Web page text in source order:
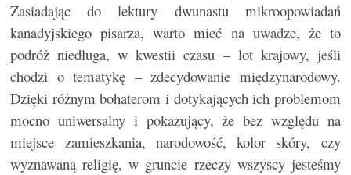
Zasiadając do lektury dwunastu mikroopowiadań
kanadyjskiego pisarza, warto mieć na uwadze, że to
podróż niedługa, w kwestii czasu – lot krajowy, jeśli
chodzi o tematykę – zdecydowanie międzynarodowy.
Dzięki różnym bohaterom i dotykających ich problemom
mocno uniwersalny i pokazujący, że bez względu na
miejsce zamieszkania, narodowość, kolor skóry, czy
wyznawaną religię, w gruncie rzeczy wszyscy jesteśmy